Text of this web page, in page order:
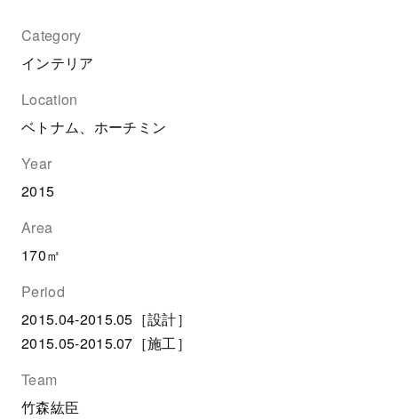
Category
インテリア
Location
ベトナム、ホーチミン
Year
2015
Area
170㎡
Period
2015.04-2015.05［設計］
2015.05-2015.07［施工］
Team
竹森紘臣